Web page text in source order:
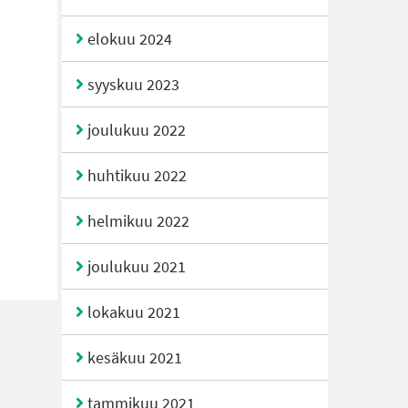
elokuu 2024
syyskuu 2023
joulukuu 2022
huhtikuu 2022
helmikuu 2022
joulukuu 2021
lokakuu 2021
kesäkuu 2021
tammikuu 2021